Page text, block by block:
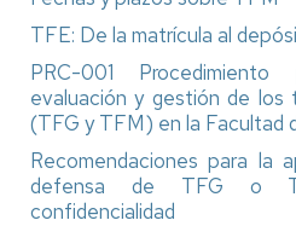
TFE: De la matrícula al
PRC-001
evaluación y gestión de los
(TFG y TFM) en la Facultad
Recomendaciones para la
defensa de TFG o
confidencialidad